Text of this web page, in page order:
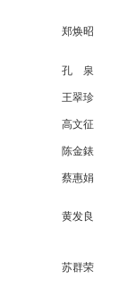
郑焕昭
孔 泉
王翠珍
高文征
陈金錶
蔡惠娟
黄发良
苏群荣